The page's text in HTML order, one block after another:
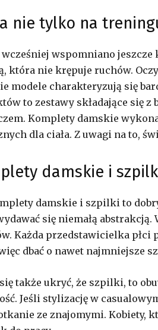
nie tylko na
wcześniej wspomniano
która nie krępuje ruchów.
modele charakteryzują się
to zestawy składające się
Komplety damskie
dla ciała. Z uwagi na to,
damskie i
damskie i szpilki to
się niemałą
Każda przedstawicielka
dbać o nawet najmniejsze
także ukryć, że szpilki, to
Jeśli stylizację w
ze znajomymi. Kobiety,